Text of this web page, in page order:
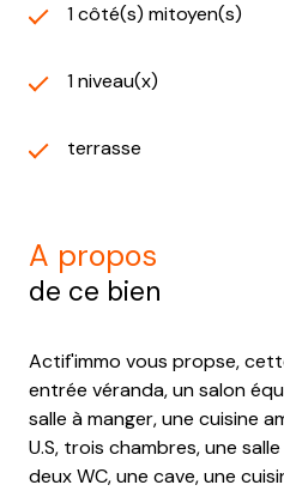
1 côté(s) mitoyen(s)
1 niveau(x)
terrasse
a propos
de ce bien
Actif'immo vous propse,
entrée véranda, un salon
salle à manger, une cuisine
U.S, trois chambres, une
deux WC, une cave, une